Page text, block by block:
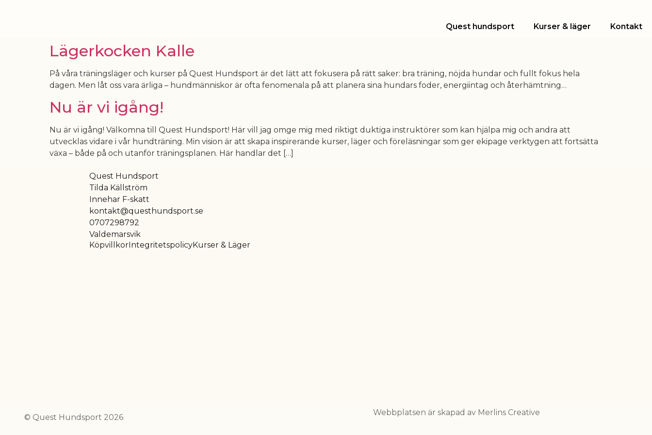
Quest hundsport Kurser & läger Kontakt
Lägerkocken Kalle
På våra träningsläger och kurser på Quest Hundsport är det lätt att fokusera på rätt saker: bra träning, nöjda hundar och fullt fokus hela
dagen. Men låt oss vara ärliga – hundmänniskor är ofta fenomenala på att planera sina hundars foder, energiintag och återhämtning…
Nu är vi igång!
Nu är vi igång! Välkomna till Quest Hundsport! Här vill jag omge mig med riktigt duktiga instruktörer som kan hjälpa mig och andra att
utvecklas vidare i vår hundträning. Min vision är att skapa inspirerande kurser, läger och föreläsningar som ger ekipage verktygen att fortsätta
växa – både på och utanför träningsplanen. Här handlar det […]
Quest Hundsport
Tilda Källström
Innehar F-skatt
kontakt@questhundsport.se
0707298792
Valdemarsvik
KöpvillkorIntegritetspolicyKurser & Läger
© Quest Hundsport 2026
Webbplatsen är skapad av Merlins Creative